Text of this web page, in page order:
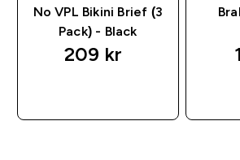
No VPL Bikini Brief (3
Pack) - Black
209 kr‎